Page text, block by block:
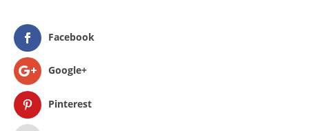
Facebook
Google+
Pinterest